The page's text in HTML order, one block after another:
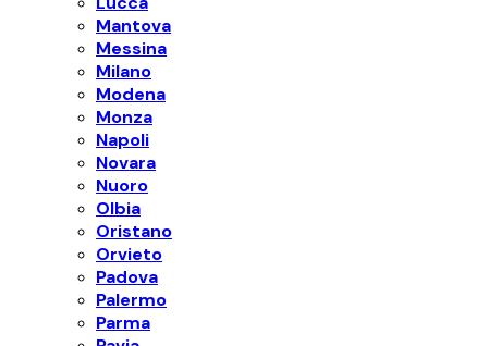
Mantova
Messina
Milano
Modena
Monza
Napoli
Novara
Nuoro
Olbia
Oristano
Orvieto
Padova
Palermo
Parma